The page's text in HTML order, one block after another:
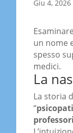
Giu 4, 2026
un nome
spesso
medici.
La
La storia
“
professori